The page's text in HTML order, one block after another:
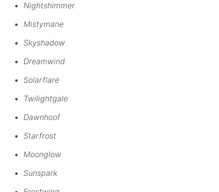
Nightshimmer
Mistymane
Skyshadow
Dreamwind
Solarflare
Twilightgale
Dawnhoof
Starfrost
Moonglow
Sunspark